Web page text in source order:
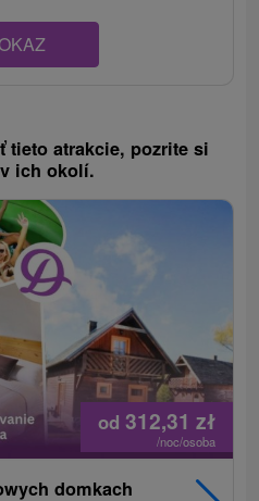
tieto atrakcie, pozrite si
ich okolí.
od 312,31zł
/noc/osoba
domkach